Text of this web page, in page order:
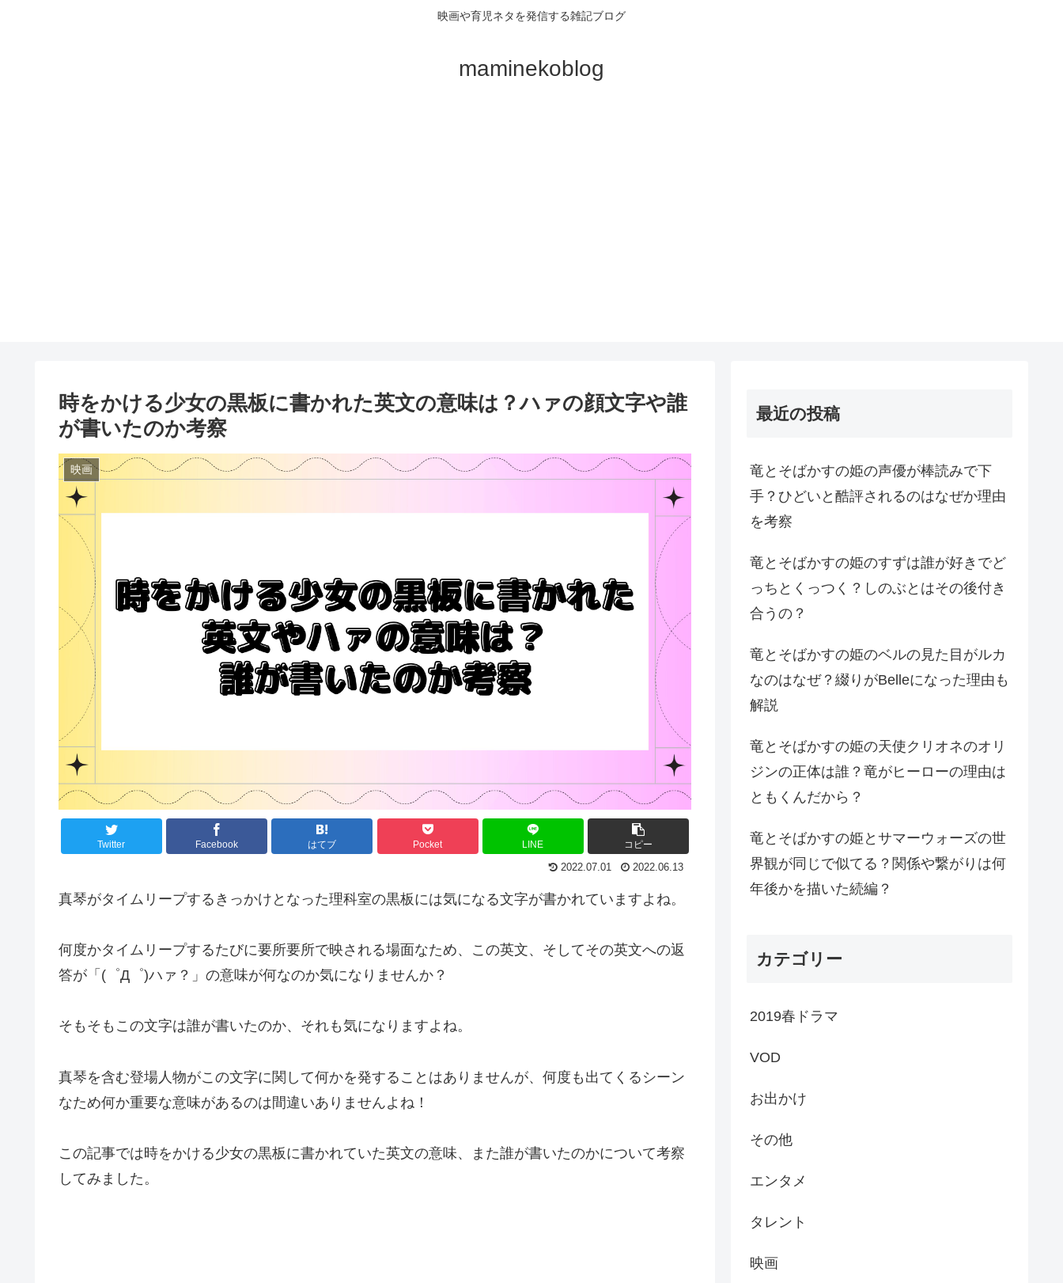
映画や育児ネタを発信する雑記ブログ
maminekoblog
時をかける少女の黒板に書かれた英文の意味は？ハァの顔文字や誰
が書いたのか考察
映画
Twitter Facebook はてブ Pocket LINE コピー
2022.07.01 2022.06.13
真琴がタイムリープするきっかけとなった理科室の黒板には気になる文字が書かれていますよね。
何度かタイムリープするたびに要所要所で映される場面なため、この英文、そしてその英文への返
答が「(゜Д゜)ハァ？」の意味が何なのか気になりませんか？
そもそもこの文字は誰が書いたのか、それも気になりますよね。
真琴を含む登場人物がこの文字に関して何かを発することはありませんが、何度も出てくるシーン
なため何か重要な意味があるのは間違いありませんよね！
この記事では時をかける少女の黒板に書かれていた英文の意味、また誰が書いたのかについて考察
してみました。
最近の投稿
竜とそばかすの姫の声優が棒読みで下
手？ひどいと酷評されるのはなぜか理由
を考察
竜とそばかすの姫のすずは誰が好きでど
っちとくっつく？しのぶとはその後付き
合うの？
竜とそばかすの姫のベルの見た目がルカ
なのはなぜ？綴りがBelleになった理由も
解説
竜とそばかすの姫の天使クリオネのオリ
ジンの正体は誰？竜がヒーローの理由は
ともくんだから？
竜とそばかすの姫とサマーウォーズの世
界観が同じで似てる？関係や繋がりは何
年後かを描いた続編？
カテゴリー
2019春ドラマ
VOD
お出かけ
その他
エンタメ
タレント
映画